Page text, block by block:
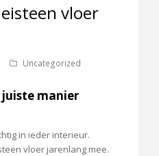
vloer
Uncategorized
juiste manier
in ieder interieur.
vloer jarenlang mee.